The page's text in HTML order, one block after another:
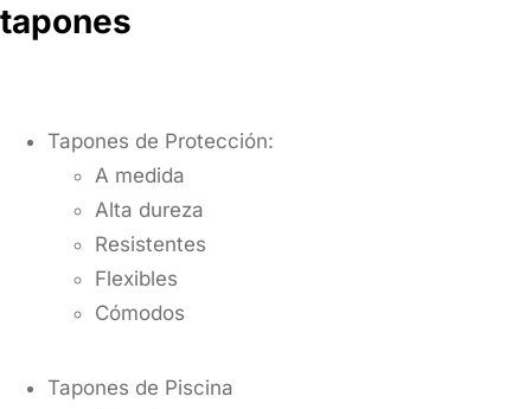
tapones
Tapones de Protección:
A medida
Alta dureza
Resistentes
Flexibles
Cómodos
Tapones de Piscina